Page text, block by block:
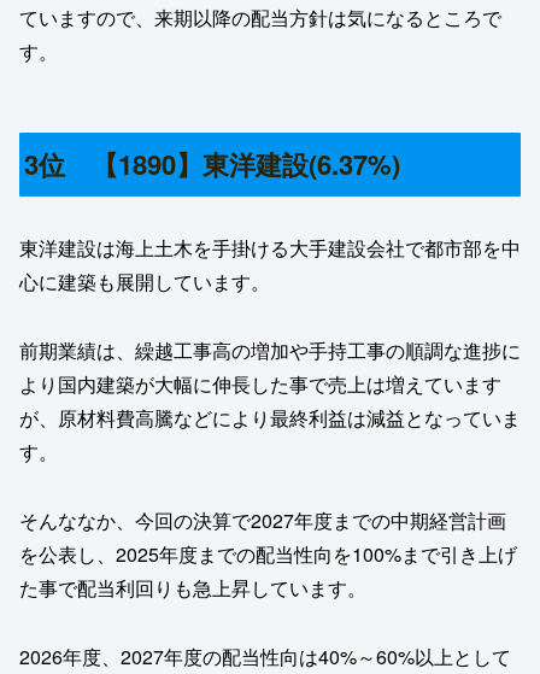
ていますので、来期以降の配当方針は気になるところで
す。
3位 【1890】東洋建設(6.37%)
東洋建設は海上土木を手掛ける大手建設会社で都市部を中
心に建築も展開しています。
前期業績は、繰越工事高の増加や手持工事の順調な進捗に
より国内建築が大幅に伸長した事で売上は増えています
が、原材料費高騰などにより最終利益は減益となっていま
す。
そんななか、今回の決算で2027年度までの中期経営計画
を公表し、2025年度までの配当性向を100%まで引き上げ
た事で配当利回りも急上昇しています。
2026年度、2027年度の配当性向は40%～60%以上として